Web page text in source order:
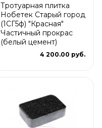
Тротуарная плитка
Нобетек Старый город
(1СГ5ф) "Красная"
Частичный прокрас
(белый цемент)
4 200.00 руб.